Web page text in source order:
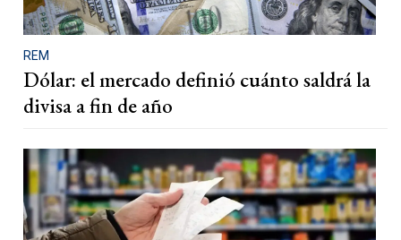
REM
Dólar: el mercado definió cuánto saldrá la
divisa a fin de año